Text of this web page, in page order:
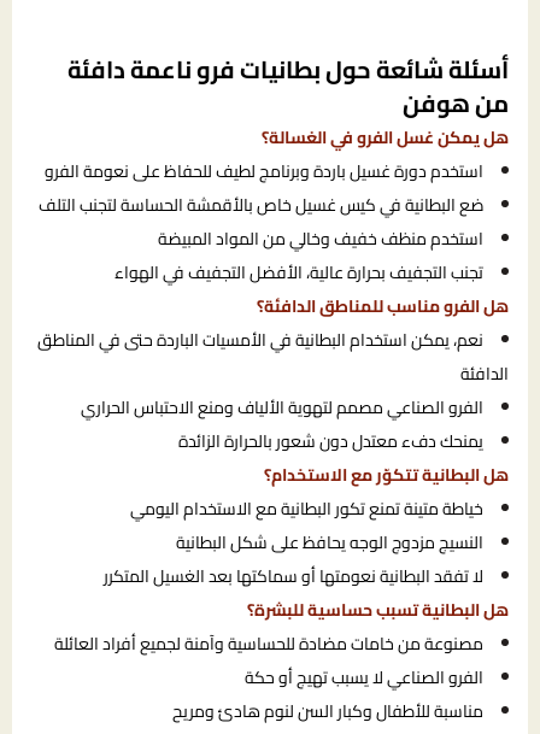
أسئلة شائعة حول بطانيات فرو ناعمة دافئة
من هوفن
هل يمكن غسل الفرو في الغسالة؟
استخدم دورة غسيل باردة وبرنامج لطيف للحفاظ على نعومة الفرو
ضع البطانية في كيس غسيل خاص بالأقمشة الحساسة لتجنب التلف
استخدم منظف خفيف وخالي من المواد المبيضة
تجنب التجفيف بحرارة عالية، الأفضل التجفيف في الهواء
هل الفرو مناسب للمناطق الدافئة؟
نعم، يمكن استخدام البطانية في الأمسيات الباردة حتى في المناطق
الدافئة
الفرو الصناعي مصمم لتهوية الألياف ومنع الاحتباس الحراري
يمنحك دفء معتدل دون شعور بالحرارة الزائدة
هل البطانية تتكوّر مع الاستخدام؟
خياطة متينة تمنع تكور البطانية مع الاستخدام اليومي
النسيج مزدوج الوجه يحافظ على شكل البطانية
لا تفقد البطانية نعومتها أو سماكتها بعد الغسيل المتكرر
هل البطانية تسبب حساسية للبشرة؟
مصنوعة من خامات مضادة للحساسية وآمنة لجميع أفراد العائلة
الفرو الصناعي لا يسبب تهيج أو حكة
مناسبة للأطفال وكبار السن لنوم هادئ ومريح